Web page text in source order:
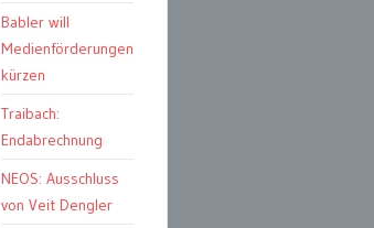
Babler will
Medienförderungen
kürzen
Traibach:
Endabrechnung
NEOS: Ausschluss
von Veit Dengler